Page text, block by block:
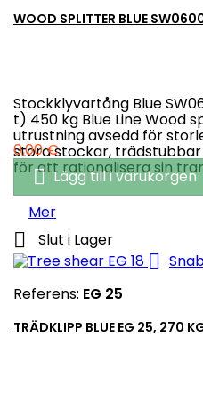
WOOD SPLITTER BLUE
Stockklyvartång Blue
t) 450 kg Blue Line Wood
utrustning avsedd för
stora stockar,
för att rationalisera sin
Pris
0,00 €
 Lägg till i varukorgen
Mer
 Slut i Lager

Referens: EG 25
TRÄDKLIPP BLUE EG 25, 270